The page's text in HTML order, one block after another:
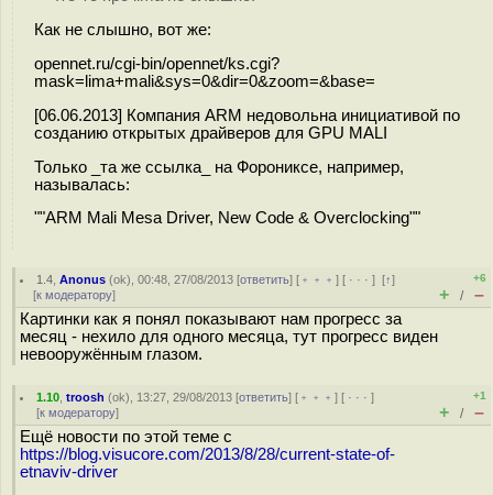
Как не слышно, вот же:
opennet.ru/cgi-bin/opennet/ks.cgi?
mask=lima+mali&sys=0&dir=0&zoom=&base=
[06.06.2013] Компания ARM недовольна инициативой по
созданию открытых драйверов для GPU MALI
Только _та же ссылка_ на Форониксе, например,
называлась:
""ARM Mali Mesa Driver, New Code & Overclocking""
1.4 ,Anonus (ok), 00:48, 27/08/2013 [ответить] [ ﹢﹢﹢] [ · · ·][↑]
[к модератору]
+6
+ / –
Картинки как я понял показывают нам прогресс за
месяц - нехило для одного месяца, тут прогресс виден
невооружённым глазом.
1.10 ,troosh (ok), 13:27, 29/08/2013 [ответить] [ ﹢﹢﹢] [ · · ·]
[к модератору]
+1
+ / –
Ещё новости по этой теме с
https://blog.visucore.com/2013/8/28/current-state-of-
etnaviv-driver